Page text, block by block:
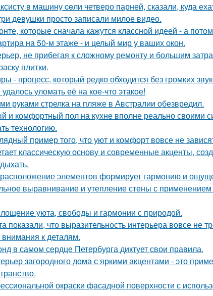
в машину ceли четверо парней, сказали, куда
девушки просто записали милое видео.
которые сначала кажутся классной идеей - а
на 50-м этаже - и целый мир у ваших окон.
не прибегая к сложному ремонту и большим
плитки.
- процесс, который редко обходится без громких
удалось уломать её на кое-что этакое!
руками стрелка на пляже в Австралии обезвредил.
и комфортный пол на кухне вполне реально своими
технологию.
пример того, что уют и комфорт вовсе не
классическую основу и современные акценты,
элементов формирует гармонию и
выравнивание и утепление стены с
уюта, свободы и гармонии с природой.
показали, что выразительность интерьера вовсе не
к деталям.
в самом сердце Петербурга диктует свои правила.
загородного дома с яркими акцентами - это
окраски фасадной поверхности с